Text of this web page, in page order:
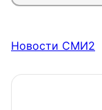
Новости СМИ2